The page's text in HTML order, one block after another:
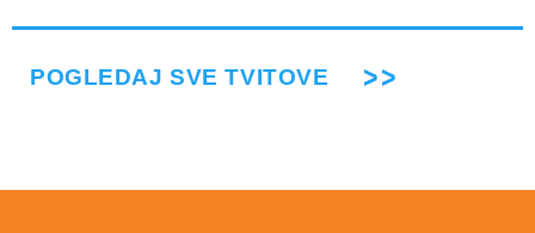
POGLEDAJ SVE TVITOVE